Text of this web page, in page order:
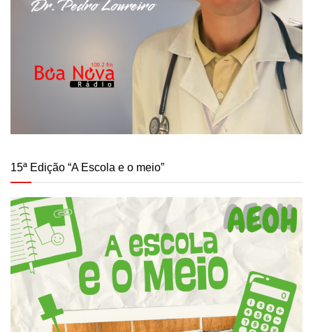
15ª Edição “A Escola e o meio”